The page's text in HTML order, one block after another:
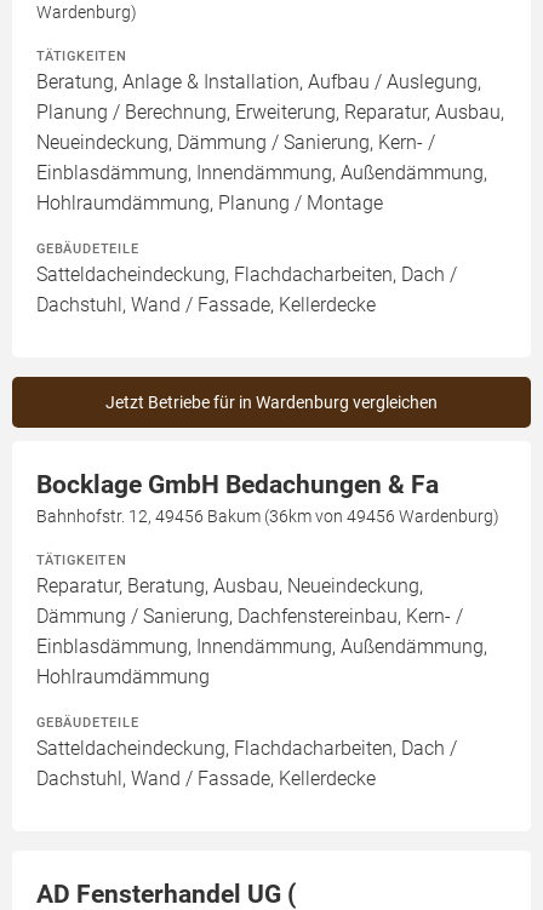
Wardenburg)
TÄTIGKEITEN
Beratung, Anlage & Installation, Aufbau / Auslegung,
Planung / Berechnung, Erweiterung, Reparatur, Ausbau,
Neueindeckung, Dämmung / Sanierung, Kern- /
Einblasdämmung, Innendämmung, Außendämmung,
Hohlraumdämmung, Planung / Montage
GEBÄUDETEILE
Satteldacheindeckung, Flachdacharbeiten, Dach /
Dachstuhl, Wand / Fassade, Kellerdecke
Jetzt Betriebe für in Wardenburg vergleichen
Bocklage GmbH Bedachungen & Fa
Bahnhofstr. 12, 49456 Bakum (36km von 49456 Wardenburg)
TÄTIGKEITEN
Reparatur, Beratung, Ausbau, Neueindeckung,
Dämmung / Sanierung, Dachfenstereinbau, Kern- /
Einblasdämmung, Innendämmung, Außendämmung,
Hohlraumdämmung
GEBÄUDETEILE
Satteldacheindeckung, Flachdacharbeiten, Dach /
Dachstuhl, Wand / Fassade, Kellerdecke
AD Fensterhandel UG (